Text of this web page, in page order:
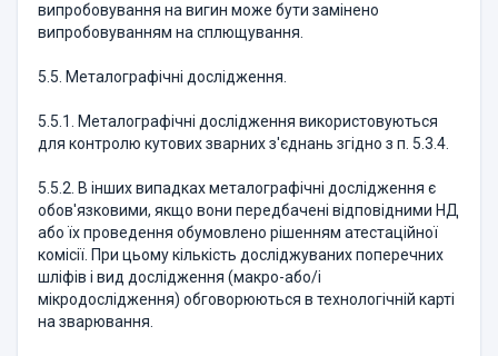
випробовування на вигин може бути замiнено
випробовуванням на сплющування.
5.5. Металографiчні дослiдження.
5.5.1. Металографiчні дослiдження використовуються
для контролю кутових зварних з'єднань згідно з п. 5.3.4.
5.5.2. В iнших випадках металографiчні дослiдження є
обов'язковими, якщо вони передбачені вiдповiдними НД
або їх проведення обумовлено рішенням атестаційної
комісії. При цьому кiлькiсть дослiджуваних поперечних
шлiфiв i вид дослiдження (макро-або/i
мiкродослiдження) обговорюються в технологiчнiй картi
на зварювання.